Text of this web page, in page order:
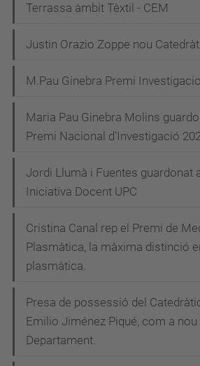
Terrassa àmbit Tèxtil - CEM
Justin Orazio Zoppe nou
M.Pau Ginebra Premi
Maria Pau Ginebra Molins
Premi Nacional d'Investigació
Jordi Llumà i Fuentes guardonat
Iniciativa Docent UPC
Cristina Canal rep el Premi de
Plasmàtica, la màxima distinció
plasmàtica.
Presa de possessió del
Emilio Jiménez Piqué, com a nou
Departament.